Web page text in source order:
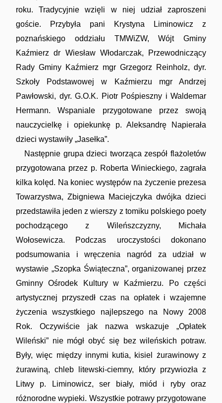
roku. Tradycyjnie wzięli w niej udział zaproszeni
goście. Przybyła pani Krystyna Liminowicz z
poznańskiego oddziału TMWiZW, Wójt Gminy
Kaźmierz dr Wiesław Włodarczak, Przewodniczący
Rady Gminy Kaźmierz mgr Grzegorz Reinholz, dyr.
Szkoły Podstawowej w Kaźmierzu mgr Andrzej
Pawłowski, dyr. G.O.K. Piotr Pośpieszny i Waldemar
Hermann. Wspaniale przygotowane przez swoją
nauczycielkę i opiekunkę p. Aleksandrę Napierała
dzieci wystawiły „Jasełka”.
Następnie grupa dzieci tworząca zespół flażoletów
przygotowana przez p. Roberta Winieckiego, zagrała
kilka kolęd. Na koniec występów na życzenie prezesa
Towarzystwa, Zbigniewa Maciejczyka dwójka dzieci
przedstawiła jeden z wierszy z tomiku polskiego poety
pochodzącego z Wileńszczyzny, Michała
Wołosewicza. Podczas uroczystości dokonano
podsumowania i wręczenia nagród za udział w
wystawie „Szopka Świąteczna”, organizowanej przez
Gminny Ośrodek Kultury w Kaźmierzu. Po części
artystycznej przyszedł czas na opłatek i wzajemne
życzenia wszystkiego najlepszego na Nowy 2008
Rok. Oczywiście jak nazwa wskazuje „Opłatek
Wileński” nie mógł obyć się bez wileńskich potraw.
Były, więc między innymi kutia, kisiel żurawinowy z
żurawiną, chleb litewski-ciemny, który przywiozła z
Litwy p. Liminowicz, ser biały, miód i ryby oraz
różnorodne wypieki. Wszystkie potrawy przygotowane